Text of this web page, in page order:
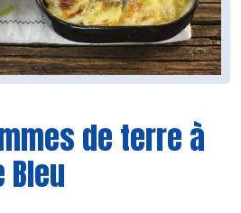
de terre à
Bleu